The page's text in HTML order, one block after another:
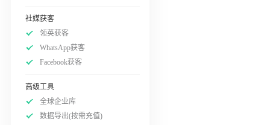
社媒获客
领英获客
WhatsApp获客
Facebook获客
高级工具
全球企业库
数据导出(按需充值)